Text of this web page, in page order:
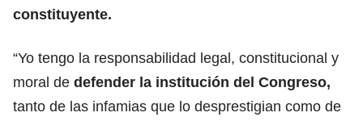
constituyente.
“Yo tengo la responsabilidad legal, constitucional y
moral de defender la institución del Congreso,
tanto de las infamias que lo desprestigian como de